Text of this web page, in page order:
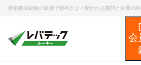
技術職未経験の面接で新卒がよく聞かれる質問と企業の評
会
エンジ